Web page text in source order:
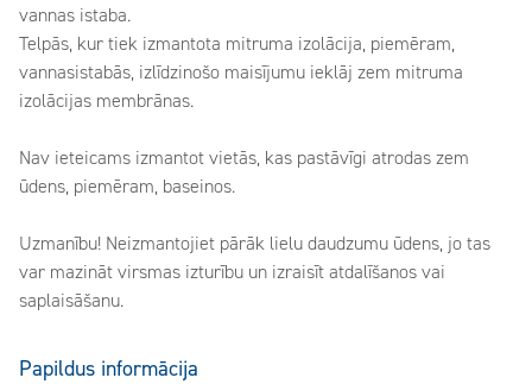
vannas istaba.
Telpās, kur tiek izmantota mitruma izolācija, piemēram,
vannasistabās, izlīdzinošo maisījumu ieklāj zem mitruma
izolācijas membrānas.
Nav ieteicams izmantot vietās, kas pastāvīgi atrodas zem
ūdens, piemēram, baseinos.
Uzmanību! Neizmantojiet pārāk lielu daudzumu ūdens, jo tas
var mazināt virsmas izturību un izraisīt atdalīšanos vai
saplaisāšanu.
Papildus informācija